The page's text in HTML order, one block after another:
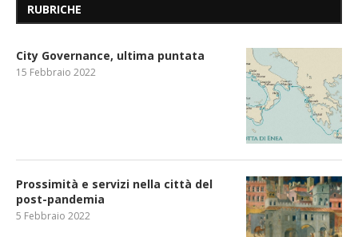
RUBRICHE
City Governance, ultima puntata
15 Febbraio 2022
Prossimità e servizi nella città del
post-pandemia
5 Febbraio 2022